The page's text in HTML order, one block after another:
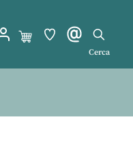
Cerca